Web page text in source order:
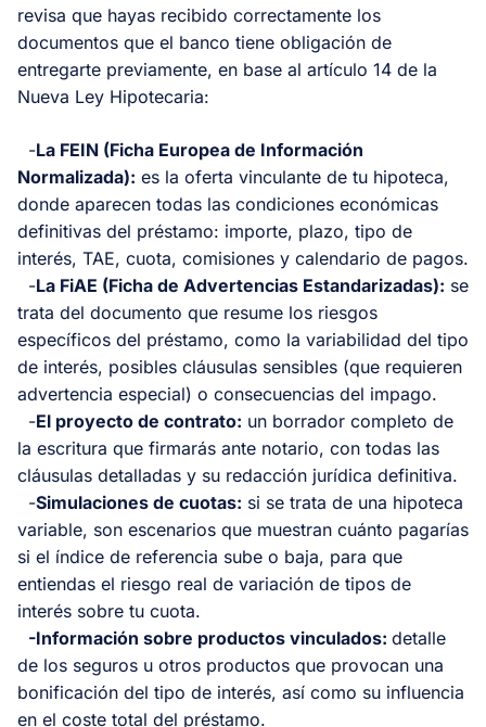
revisa que hayas recibido correctamente los
documentos que el banco tiene obligación de
entregarte previamente, en base al artículo 14 de la
Nueva Ley Hipotecaria:
-La FEIN (Ficha Europea de Información
Normalizada): es la oferta vinculante de tu hipoteca,
donde aparecen todas las condiciones económicas
definitivas del préstamo: importe, plazo, tipo de
interés, TAE, cuota, comisiones y calendario de pagos.
-La FiAE (Ficha de Advertencias Estandarizadas): se
trata del documento que resume los riesgos
específicos del préstamo, como la variabilidad del tipo
de interés, posibles cláusulas sensibles (que requieren
advertencia especial) o consecuencias del impago.
-El proyecto de contrato: un borrador completo de
la escritura que firmarás ante notario, con todas las
cláusulas detalladas y su redacción jurídica definitiva.
-Simulaciones de cuotas: si se trata de una hipoteca
variable, son escenarios que muestran cuánto pagarías
si el índice de referencia sube o baja, para que
entiendas el riesgo real de variación de tipos de
interés sobre tu cuota.
-Información sobre productos vinculados: detalle
de los seguros u otros productos que provocan una
bonificación del tipo de interés, así como su influencia
en el coste total del préstamo.